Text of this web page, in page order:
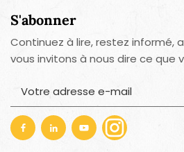
S'abonner
Continuez à lire, restez informé,
vous invitons à nous dire ce que